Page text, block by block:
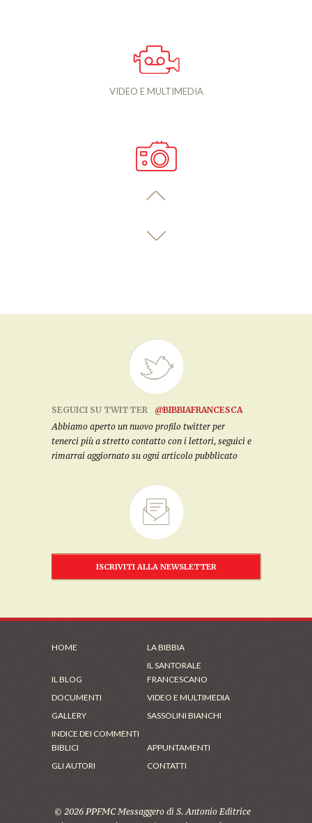
VIDEO E MULTIMEDIA
SEGUICI SU TWITTER
@BIBBIAFRANCESCA
Abbiamo aperto un nuovo profilo twitter per
tenerci più a stretto contatto con i lettori, seguici e
rimarrai aggiornato su ogni articolo pubblicato
ISCRIVITI ALLA NEWSLETTER
HOME LA BIBBIA
IL BLOG
IL SANTORALE
FRANCESCANO
DOCUMENTI
VIDEO E MULTIMEDIA
GALLERY
SASSOLINI BIANCHI
INDICE DEI COMMENTI
BIBLICI
APPUNTAMENTI
GLI AUTORI
CONTATTI
© 2026 PPFMC Messaggero di S. Antonio Editrice